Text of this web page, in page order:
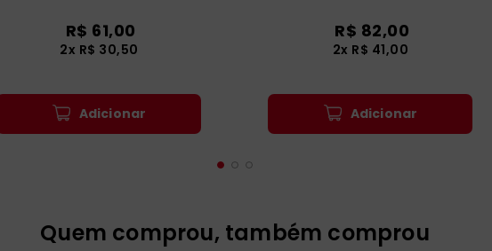
R$ 61,00
2x R$ 30,50
Adicionar
R$ 82,00
2x R$ 41,00
Adicionar
Quem comprou, também comprou